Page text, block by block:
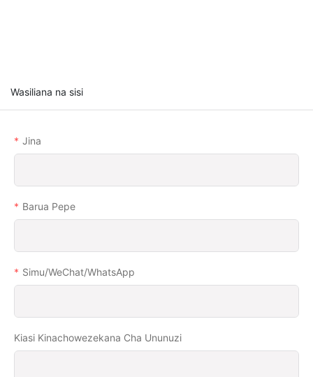
Wasiliana na sisi
Jina
Barua Pepe
Simu/WeChat/WhatsApp
Kiasi Kinachowezekana Cha Ununuzi